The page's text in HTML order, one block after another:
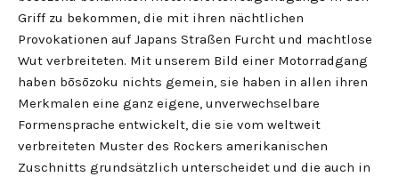
Griff zu bekommen, die mit ihren nächtlichen
Provokationen auf Japans Straßen Furcht und machtlose
Wut verbreiteten. Mit unserem Bild einer Motorradgang
haben bōsōzoku nichts gemein, sie haben in allen ihren
Merkmalen eine ganz eigene, unverwechselbare
Formensprache entwickelt, die sie vom weltweit
verbreiteten Muster des Rockers amerikanischen
Zuschnitts grundsätzlich unterscheidet und die auch in